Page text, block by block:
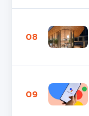
08
09